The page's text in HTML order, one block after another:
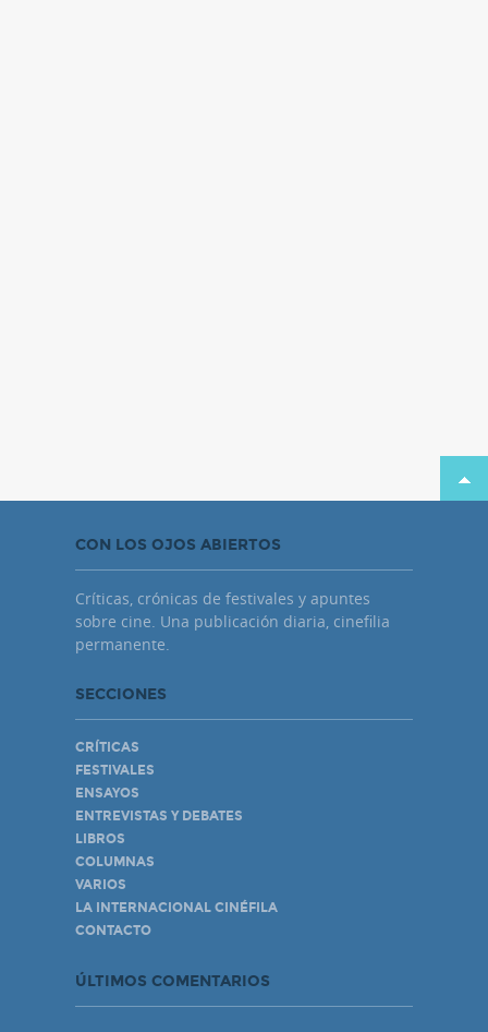
CON LOS OJOS ABIERTOS
Críticas, crónicas de festivales y apuntes
sobre cine. Una publicación diaria, cinefilia
permanente.
SECCIONES
CRÍTICAS
FESTIVALES
ENSAYOS
ENTREVISTAS Y DEBATES
LIBROS
COLUMNAS
VARIOS
LA INTERNACIONAL CINÉFILA
CONTACTO
ÚLTIMOS COMENTARIOS